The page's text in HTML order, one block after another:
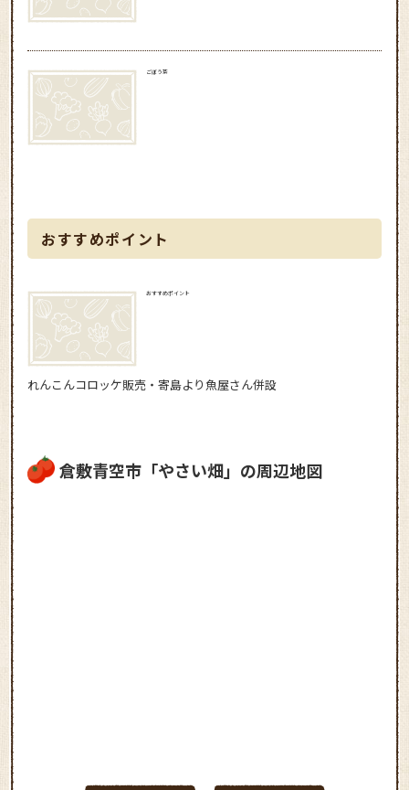
ごぼう茶
おすすめポイント
おすすめポイント
れんこんコロッケ販売・寄島より魚屋さん併設
倉敷青空市「やさい畑」の周辺地図